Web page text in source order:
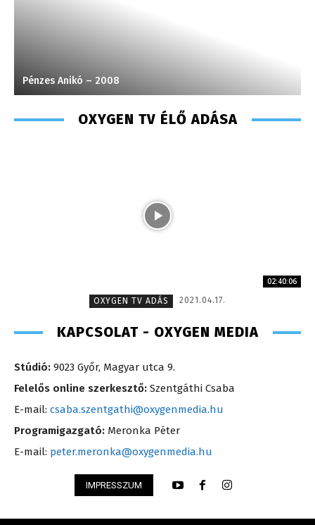
Turi Szilvia- könyvelési asszisztens
OXYGEN TV ÉLŐ ADÁSA
02:40:06
OXYGEN TV ADÁS
2021.04.17.
KAPCSOLAT - OXYGEN MEDIA
Stúdió: 9023 Győr, Magyar utca 9.
Felelős online szerkesztő: Szentgáthi Csaba
E-mail: csaba.szentgathi@oxygenmedia.hu
Programigazgató: Meronka Péter
E-mail: peter.meronka@oxygenmedia.hu
IMPRESSZUM